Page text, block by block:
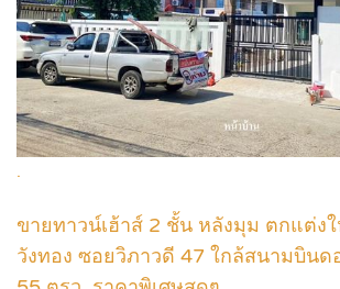
.
ขายทาวน์เฮ้าส์ 2 ชั้น หลังมุม ตกแต่ง
วังทอง ซอยวิภาวดี 47 ใกล้สนามบินด